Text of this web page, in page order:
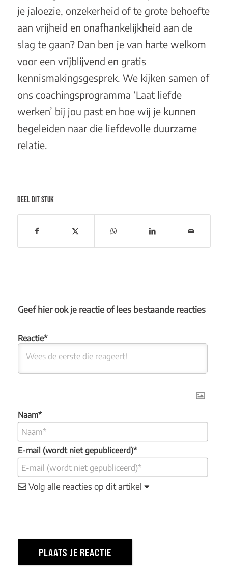
je jaloezie, onzekerheid of te grote behoefte
aan vrijheid en onafhankelijkheid aan de
slag te gaan? Dan ben je van harte welkom
voor een vrijblijvend en gratis
kennismakingsgesprek. We kijken samen of
ons coachingsprogramma ‘Laat liefde
werken’ bij jou past en hoe wij je kunnen
begeleiden naar die liefdevolle duurzame
relatie.
DEEL DIT STUK
Geef hier ook je reactie of lees bestaande reacties
Naam*
E-mail (wordt niet gepubliceerd)*
Volg alle reacties op dit artikel